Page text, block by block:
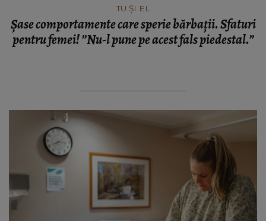
TU ȘI EL
Șase comportamente care sperie bărbații. Sfaturi
pentru femei! ”Nu-l pune pe acest fals piedestal.”